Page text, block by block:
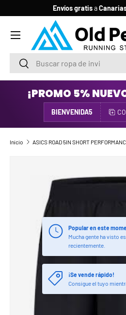
IR AL CONTENIDO
Envíos gratisa
BuscarBuscar
Menú
¡PROMO 5%
BIENVENIDA5
Inicio ASICS ROAD 5IN SHORT
Popular en este
Mucha gente ha visto
recientemente.
¡Se vende rápido!
Consigue el tuyo